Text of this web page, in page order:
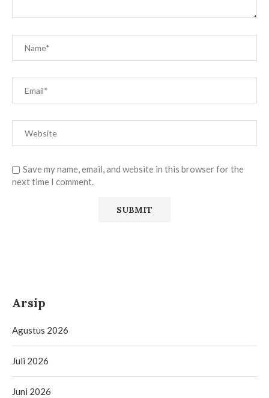
Save my name, email, and website in this browser for the
next time I comment.
Arsip
Agustus 2026
Juli 2026
Juni 2026